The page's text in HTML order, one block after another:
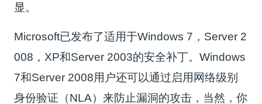
显。
Microsoft已发布了适用于Windows 7，Server 2
008，XP和Server 2003的安全补丁。Windows
7和Server 2008用户还可以通过启用网络级别
身份验证（NLA）来防止漏洞的攻击，当然，你